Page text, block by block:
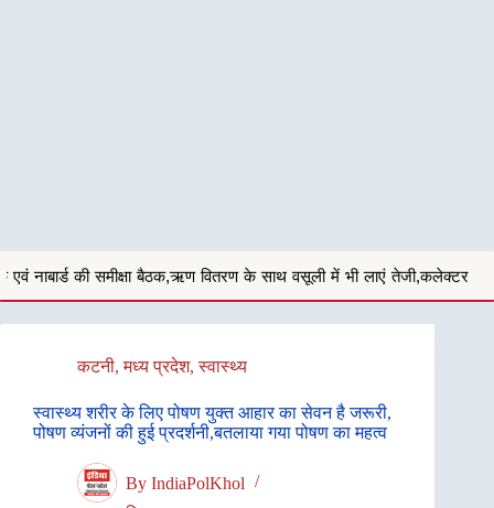
वितरण के साथ वसूली में भी लाएं तेजी,कलेक्टर अगस्त और सितंबर माह
कटनी,मध्य प्रदेश,स्वास्थ्य
स्वास्थ्य शरीर के लिए पोषण युक्त आहार का सेवन है जरूरी,
पोषण व्यंजनों की हुई प्रदर्शनी,बतलाया गया पोषण का महत्व
By IndiaPolKhol